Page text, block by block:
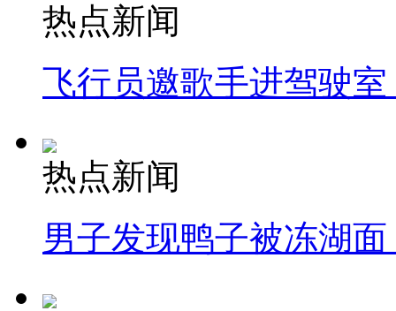
热点新闻
飞行员邀歌手进驾驶
热点新闻
男子发现鸭子被冻湖